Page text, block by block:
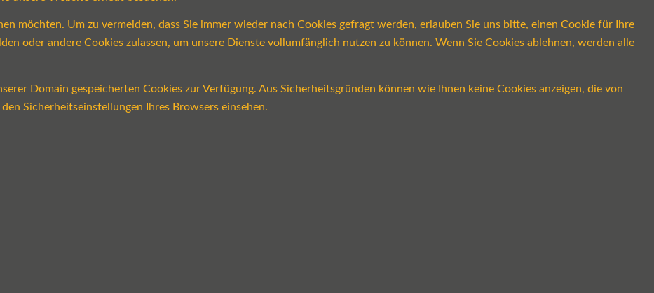
möchten. Um zu vermeiden, dass Sie immer wieder nach Cookies gefragt werden, erlauben Sie uns bitte, einen Cookie für Ihre
oder andere Cookies zulassen, um unsere Dienste vollumfänglich nutzen zu können. Wenn Sie Cookies ablehnen, werden alle
Domain gespeicherten Cookies zur Verfügung. Aus Sicherheitsgründen können wie Ihnen keine Cookies anzeigen, die von
Sicherheitseinstellungen Ihres Browsers einsehen.